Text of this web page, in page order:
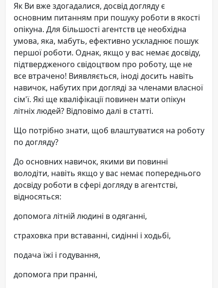
Як Ви вже здогадалися, досвід догляду є
основним питанням при пошуку роботи в якості
опікуна. Для більшості агентств це необхідна
умова, яка, мабуть, ефективно ускладнює пошук
першої роботи. Однак, якщо у вас немає досвіду,
підтвердженого свідоцтвом про роботу, ще не
все втрачено! Виявляється, іноді досить навіть
навичок, набутих при догляді за членами власної
сім'ї. Які ще кваліфікації повинен мати опікун
літніх людей? Відповімо далі в статті.
Що потрібно знати, щоб влаштуватися на роботу
по догляду?
До основних навичок, якими ви повинні
володіти, навіть якщо у вас немає попереднього
досвіду роботи в сфері догляду в агентстві,
відносяться:
допомога літній людині в одяганні,
страховка при вставанні, сидінні і ходьбі,
подача їжі і годування,
допомога при пранні,